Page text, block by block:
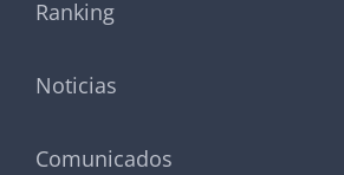
Ranking
Noticias
Comunicados